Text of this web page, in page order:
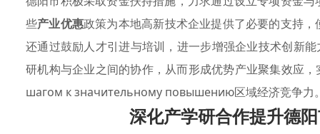
些产业优惠政策为本地高新技术企业提供了必要的支持
还通过鼓励人才引进与培训，进一步增强企业技术创新
研机构与企业之间的协作，从而形成优势产业聚集效应
шагом к значительному повышению区域经济竞争力
深化产学研合作提升德